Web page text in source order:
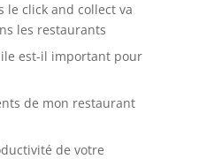
le click and collect va
les restaurants
est-il important pour
de mon restaurant
de votre